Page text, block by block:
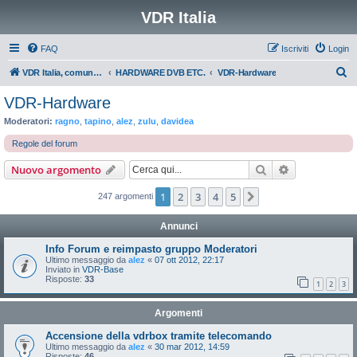
VDR Italia
FAQ Login
Iscriviti
VDR Italia, comunità italiana utilizzatori VDR HARDWARE DVB ETC. VDR-Hardware
a
VDR-Hardware
Moderatori: ragno tapino alez zulu davidea
Regole del forum
Nuovo argomento Cerca
247 argomenti 1 2 3 4 5
Annunci
Info Forum e reimpasto gruppo Moderatori
Ultimo messaggio da alez « 07 ott 2012, 22:17
Inviato in VDR-Base
Risposte: 33 1 2 3
Argomenti
Accensione della vdrbox tramite telecomando
Ultimo messaggio da alez « 30 mar 2012, 14:59